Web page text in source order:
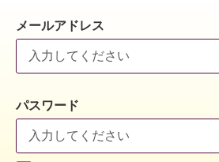
メールアドレス
パスワード